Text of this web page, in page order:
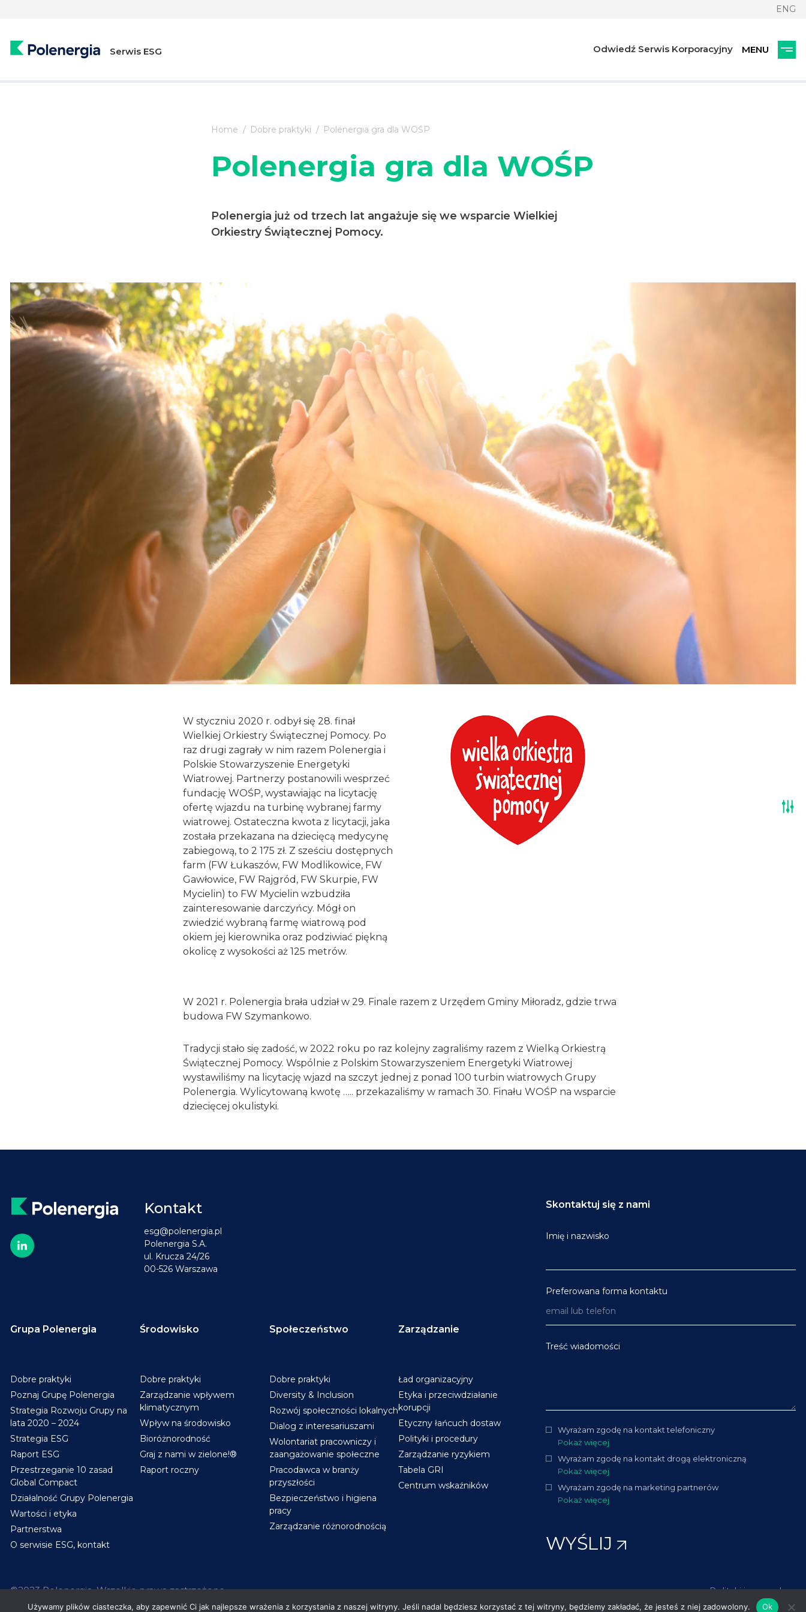
ENG
Serwis ESG Odwiedź Serwis Korporacyjny
Home Dobre praktyki Polenergia gra dla WOŚP
Polenergia gra dla WOŚP
Polenergia już od trzech lat angażuje się we wsparcie Wielkiej
Orkiestry Świątecznej Pomocy.
W styczniu 2020 r. odbył się 28. finał
Wielkiej Orkiestry Świątecznej Pomocy. Po
raz drugi zagrały w nim razem Polenergia i
Polskie Stowarzyszenie Energetyki
Wiatrowej. Partnerzy postanowili wesprzeć
fundację WOŚP, wystawiając na licytację
ofertę wjazdu na turbinę wybranej farmy
wiatrowej. Ostateczna kwota z licytacji, jaka
została przekazana na dziecięcą medycynę
zabiegową, to 2 175 zł. Z sześciu dostępnych
farm (FW Łukaszów, FW Modlikowice, FW
Gawłowice, FW Rajgród, FW Skurpie, FW
Mycielin) to FW Mycielin wzbudziła
zainteresowanie darczyńcy. Mógł on
zwiedzić wybraną farmę wiatrową pod
okiem jej kierownika oraz podziwiać piękną
okolicę z wysokości aż 125 metrów.
W 2021 r. Polenergia brała udział w 29. Finale razem z Urzędem Gminy Miłoradz, gdzie trwa
budowa FW Szymankowo.
Tradycji stało się zadość, w 2022 roku po raz kolejny zagraliśmy razem z Wielką Orkiestrą
Świątecznej Pomocy. Wspólnie z Polskim Stowarzyszeniem Energetyki Wiatrowej
wystawiliśmy na licytację wjazd na szczyt jednej z ponad 100 turbin wiatrowych Grupy
Polenergia. Wylicytowaną kwotę ….. przekazaliśmy w ramach 30. Finału WOŚP na wsparcie
dziecięcej okulistyki.
Kontakt
esg@polenergia.pl
Polenergia S.A.
ul. Krucza 24/26
00-526 Warszawa
Grupa Polenergia
Dobre praktyki
Poznaj Grupę Polenergia
Strategia Rozwoju Grupy na
lata 2020 – 2024
Strategia ESG
Raport ESG
Przestrzeganie 10 zasad
Global Compact
Działalność Grupy Polenergia
Wartości i etyka
Partnerstwa
O serwisie ESG, kontakt
Środowisko
Dobre praktyki
Zarządzanie wpływem
klimatycznym
Wpływ na środowisko
Bioróżnorodność
Graj z nami w zielone!®
Raport roczny
Społeczeństwo
Dobre praktyki
Diversity & Inclusion
Rozwój społeczności lokalnych
Dialog z interesariuszami
Wolontariat pracowniczy i
zaangażowanie społeczne
Pracodawca w branży
przyszłości
Bezpieczeństwo i higiena
pracy
Zarządzanie różnorodnością
Zarządzanie
Ład organizacyjny
Etyka i przeciwdziałanie
korupcji
Etyczny łańcuch dostaw
Polityki i procedury
Zarządzanie ryzykiem
Tabela GRI
Centrum wskaźników
Skontaktuj się z nami
Imię i nazwisko
Preferowana forma kontaktu
Treść wiadomości
Wyrażam zgodę na kontakt telefoniczny
Pokaż więcej
Wyrażam zgodę na kontakt drogą elektroniczną
Pokaż więcej
Wyrażam zgodę na marketing partnerów
Pokaż więcej
WYŚLIJ
©2023 Polenergia. Wszelkie prawa zastrzeżone. Polityki i procedury
Używamy plików ciasteczka, aby zapewnić Ci jak najlepsze wrażenia z korzystania z naszej witryny. Jeśli nadal będziesz korzystać z tej witryny, będziemy zakładać, że jesteś z niej zadowolony. Ok